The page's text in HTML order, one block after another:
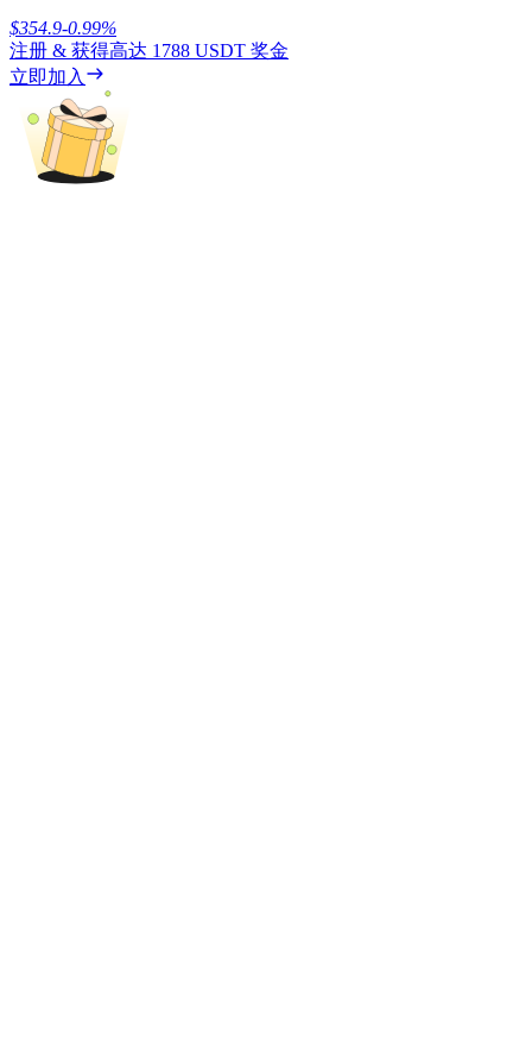
充值CASHCAT & 赢取
瓜分 500000 CASHCAT 獎池
$354.9-0.99%
注册 & 获得高达 1788 USDT 奖金
立即加入